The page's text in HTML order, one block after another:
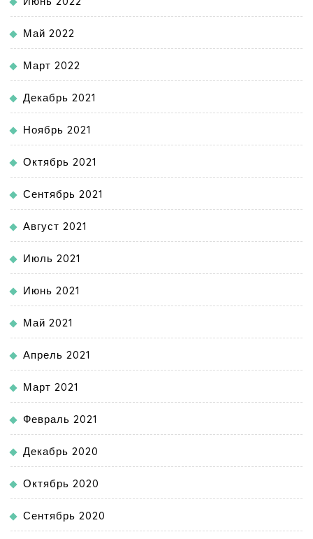
Май 2022
Март 2022
Декабрь 2021
Ноябрь 2021
Октябрь 2021
Сентябрь 2021
Август 2021
Июль 2021
Июнь 2021
Май 2021
Апрель 2021
Март 2021
Февраль 2021
Декабрь 2020
Октябрь 2020
Сентябрь 2020